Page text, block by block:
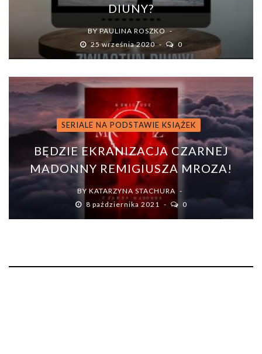
DIUNY?
BYPAULINA ROSZKO
25 września 2020
0
SERIALE NA PODSTAWIE KSIĄŻEK
BĘDZIE EKRANIZACJA CZARNEJ
MADONNY REMIGIUSZA MROZA!
BYKATARZYNA STACHURA
8 października 2021
0